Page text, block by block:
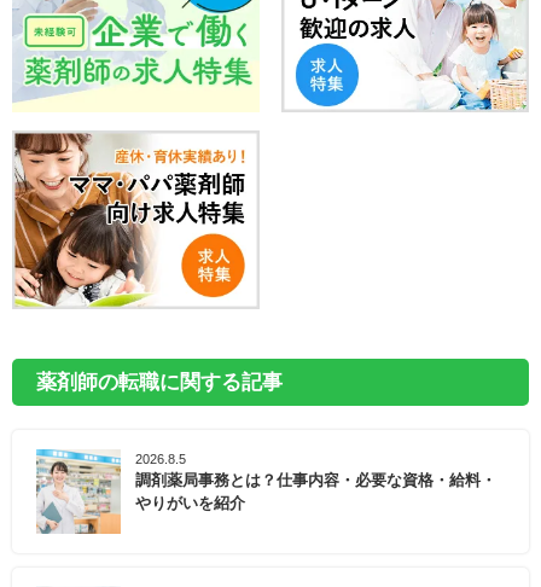
薬剤師の転職に関する記事
2026.8.5
調剤薬局事務とは？仕事内容・必要な資格・給料・
やりがいを紹介